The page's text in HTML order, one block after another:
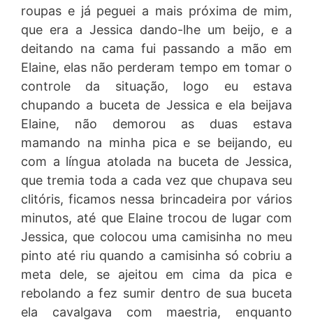
roupas e já peguei a mais próxima de mim,
que era a Jessica dando-lhe um beijo, e a
deitando na cama fui passando a mão em
Elaine, elas não perderam tempo em tomar o
controle da situação, logo eu estava
chupando a buceta de Jessica e ela beijava
Elaine, não demorou as duas estava
mamando na minha pica e se beijando, eu
com a língua atolada na buceta de Jessica,
que tremia toda a cada vez que chupava seu
clitóris, ficamos nessa brincadeira por vários
minutos, até que Elaine trocou de lugar com
Jessica, que colocou uma camisinha no meu
pinto até riu quando a camisinha só cobriu a
meta dele, se ajeitou em cima da pica e
rebolando a fez sumir dentro de sua buceta
ela cavalgava com maestria, enquanto